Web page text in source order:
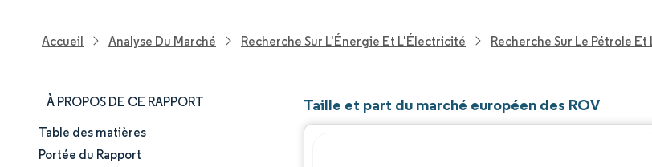
Accueil Analyse Du Marché Recherche Sur L'Énergie Et L'Électricité Recherche Sur Le Pétrole Et
À PROPOS DE CE RAPPORT
Taille et part de marché
Table des matières
Portée du Rapport
Taille et part du marché européen des ROV